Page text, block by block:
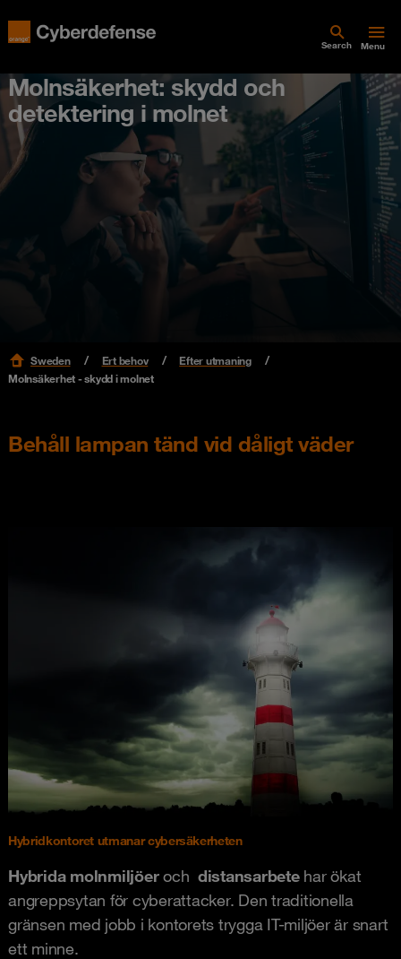
Search Menu
Molnsäkerhet: skydd och
detektering i molnet
Sweden Ert behov
Efter utmaning
Molnsäkerhet - skydd i molnet
Behåll lampan tänd vid dåligt väder
Hybridkontoret utmanar cybersäkerheten
Hybrida molnmiljöeroch distansarbetehar ökat
angreppsytan för cyberattacker. Den traditionella
gränsen med jobb i kontorets trygga IT-miljöer är snart
ett minne.